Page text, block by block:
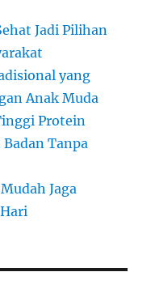
Jadi Pilihan
yang
Anak Muda
Protein
Tanpa
Jaga